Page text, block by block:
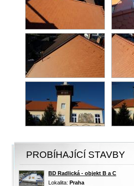
PROBÍHAJÍCÍ STAVBY
BD Radlická - objekt B a C
Lokalita: Praha